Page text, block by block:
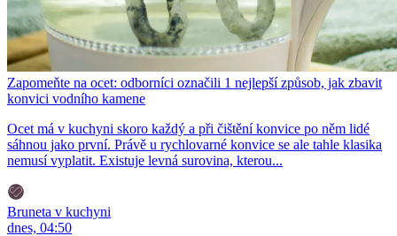
Zapomeňte na ocet: odborníci označili 1 nejlepší způsob, jak zbavit
konvici vodního kamene
Ocet má v kuchyni skoro každý a při čištění konvice po něm lidé
sáhnou jako první. Právě u rychlovarné konvice se ale tahle klasika
nemusí vyplatit. Existuje levná surovina, kterou...
Bruneta v kuchyni
dnes, 04:50